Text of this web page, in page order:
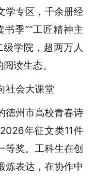
学专区，千余册经
季”“工匠精神主
学院，超两万人
读生态。
社会大课堂
德州市高校青春诗
年征文类11件
等奖。工科生在创
炼表达，在协作中